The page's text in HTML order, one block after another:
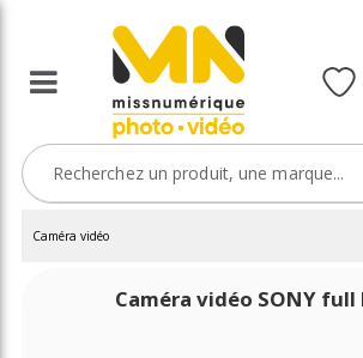
Caméra vidéo
Caméra vidéo SONY full